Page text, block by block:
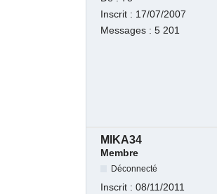
Inscrit : 17/07/2007
Messages :5 201
MIKA34
Membre
Déconnecté
Inscrit :08/11/2011